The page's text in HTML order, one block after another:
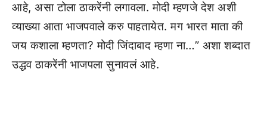
आहे, असा टोला ठाकरेंनी लगावला. मोदी म्हणजे देश अशी
व्याख्या आता भाजपवाले करु पाहतायेत. मग भारत माता की
जय कशाला म्हणता? मोदी जिंदाबाद म्हणा ना…” अशा शब्दात
उद्धव ठाकरेंनी भाजपला सुनावलं आहे.